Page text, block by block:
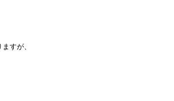
すが、